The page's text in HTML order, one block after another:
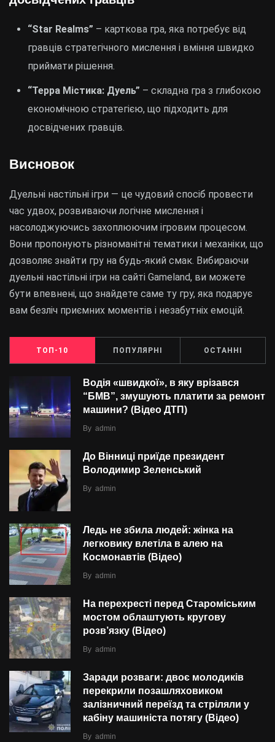
“Star Realms” – карткова гра, яка потребує від
гравців стратегічного мислення і вміння швидко
приймати рішення.
“Терра Містика: Дуель” – складна гра з глибокою
економічною стратегією, що підходить для
досвідчених гравців.
Висновок
Дуельні настільні ігри — це чудовий спосіб провести
час удвох, розвиваючи логічне мислення і
насолоджуючись захоплюючим ігровим процесом.
Вони пропонують різноманітні тематики і механіки, що
дозволяє знайти гру на будь-який смак. Вибираючи
дуельні настільні ігри на сайті Gameland, ви можете
бути впевнені, що знайдете саме ту гру, яка подарує
вам безліч приємних моментів і незабутніх емоцій.
ТОП-10 ПОПУЛЯРНІ ОСТАННІ
Водія «швидкої», в яку врізався
“БMВ”, змушують платити за ремонт
машини? (Відео ДТП)
By admin
До Вінниці приїде президент
Володимир Зеленський
By admin
Ледь не збила людей: жінка на
легковику влетіла в алею на
Космонавтів (Відео)
By admin
На перехресті перед Староміським
мостом облаштують кругову
розв’язку (Відео)
By admin
Заради розваги: двоє молодиків
перекрили позашляховиком
залізничний переїзд та стріляли у
кабіну машиніста потягу (Відео)
By admin